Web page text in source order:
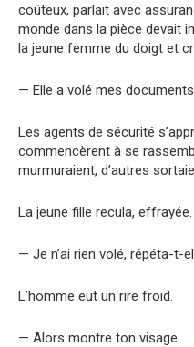
coûteux, parlait avec
monde dans la pièce devait
la jeune femme du doigt et
— Elle a volé mes
Les agents de sécurité
commencèrent à se
murmuraient, d’autres
La jeune fille recula, effrayée.
— Je n’ai rien volé, répéta-t-
L’homme eut un rire froid.
— Alors montre ton visage.